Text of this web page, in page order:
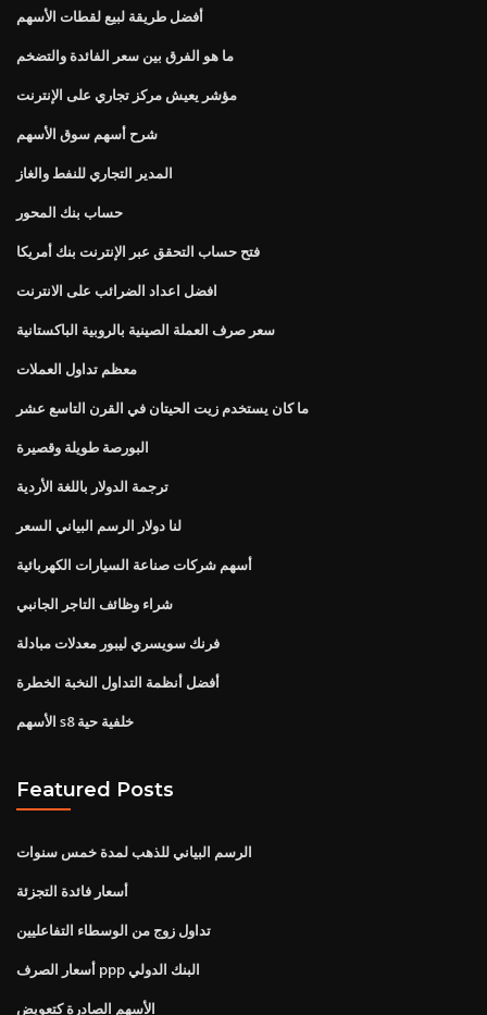
أفضل طريقة لبيع لقطات الأسهم
ما هو الفرق بين سعر الفائدة والتضخم
مؤشر يعيش مركز تجاري على الإنترنت
شرح أسهم سوق الأسهم
المدير التجاري للنفط والغاز
حساب بنك المحور
فتح حساب التحقق عبر الإنترنت بنك أمريكا
افضل اعداد الضرائب على الانترنت
سعر صرف العملة الصينية بالروبية الباكستانية
معظم تداول العملات
ما كان يستخدم زيت الحيتان في القرن التاسع عشر
البورصة طويلة وقصيرة
ترجمة الدولار باللغة الأردية
لنا دولار الرسم البياني السعر
أسهم شركات صناعة السيارات الكهربائية
شراء وظائف التاجر الجانبي
فرنك سويسري ليبور معدلات مبادلة
أفضل أنظمة التداول النخبة الخطرة
الأسهم s8 خلفية حية
Featured Posts
الرسم البياني للذهب لمدة خمس سنوات
أسعار فائدة التجزئة
تداول زوج من الوسطاء التفاعليين
أسعار الصرف ppp البنك الدولي
الأسهم الصادرة كتعويض